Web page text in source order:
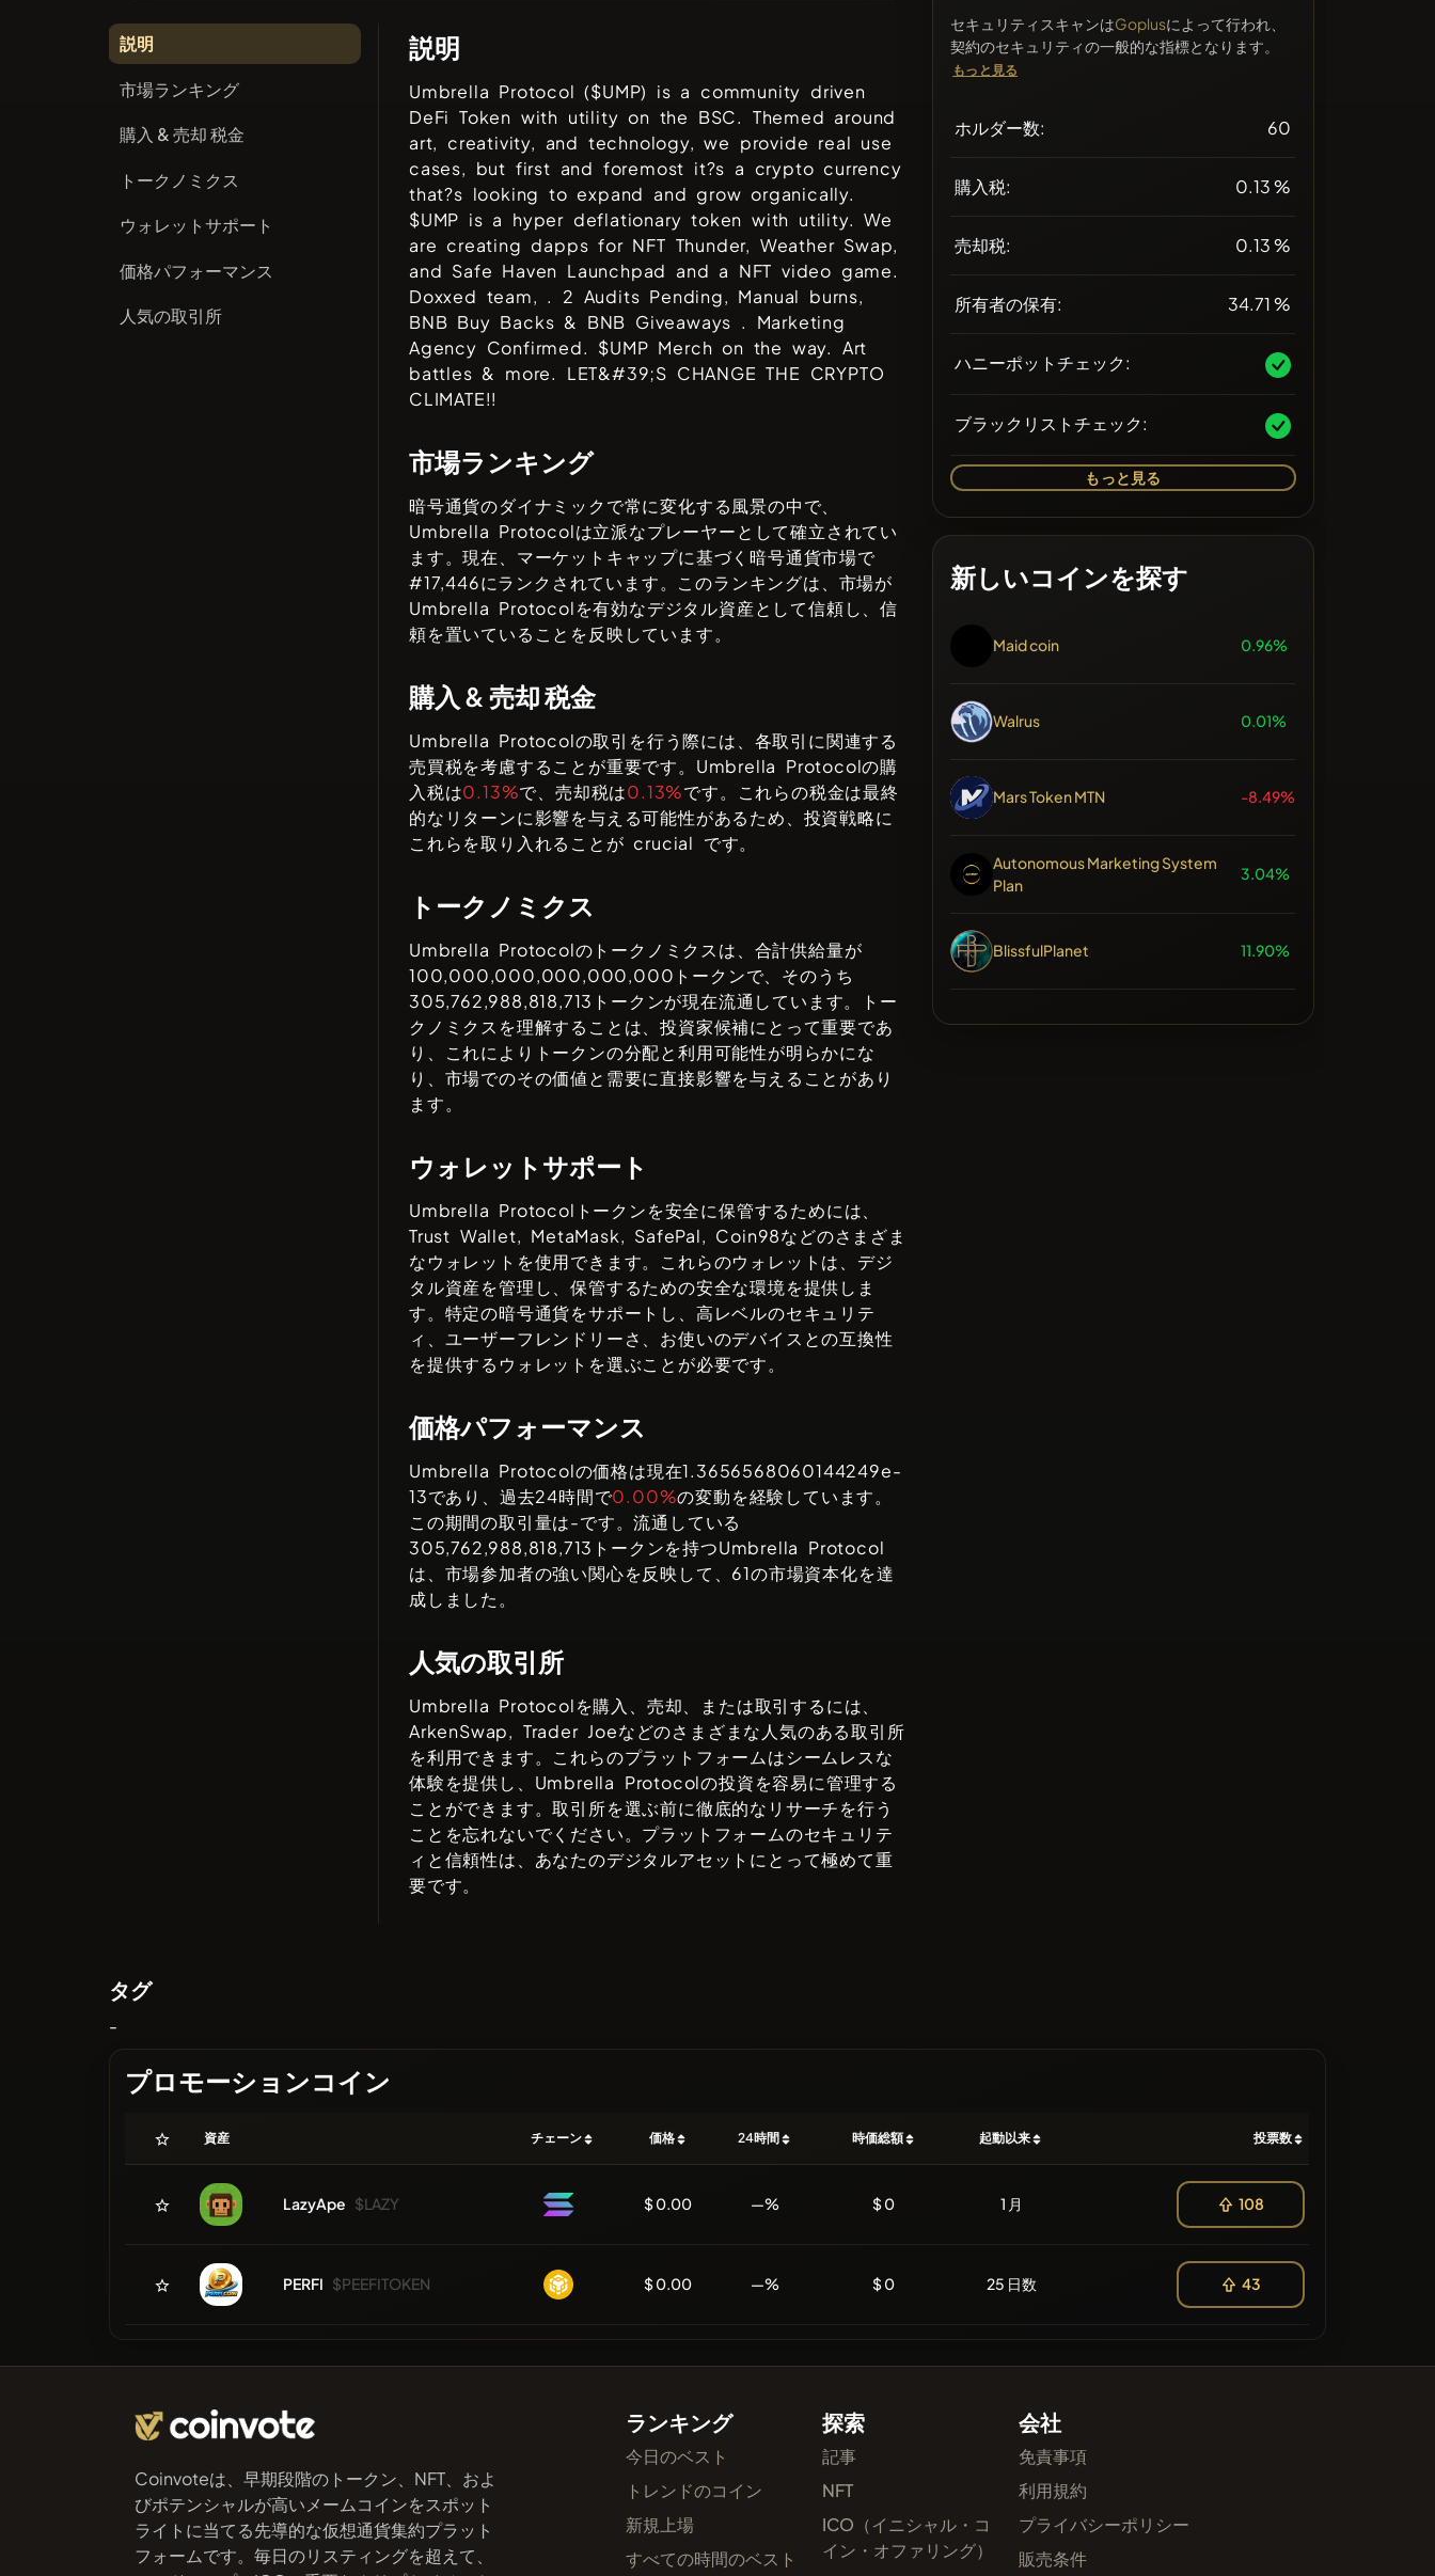
説明
市場ランキング
購入 & 売却 税金
トークノミクス
ウォレットサポート
価格パフォーマンス
人気の取引所
説明
Umbrella Protocol ($UMP) is a community driven
DeFi Token with utility on the BSC. Themed around
art, creativity, and technology, we provide real use
cases, but first and foremost it?s a crypto currency
that?s looking to expand and grow organically.
$UMP is a hyper deflationary token with utility. We
are creating dapps for NFT Thunder, Weather Swap,
and Safe Haven Launchpad and a NFT video game.
Doxxed team, . 2 Audits Pending, Manual burns,
BNB Buy Backs & BNB Giveaways . Marketing
Agency Confirmed. $UMP Merch on the way. Art
battles & more. LET&#39;S CHANGE THE CRYPTO
CLIMATE!!
市場ランキング
暗号通貨のダイナミックで常に変化する風景の中で、
Umbrella Protocolは立派なプレーヤーとして確立されてい
ます。現在、マーケットキャップに基づく暗号通貨市場で
#17,446にランクされています。このランキングは、市場が
Umbrella Protocolを有効なデジタル資産として信頼し、信
頼を置いていることを反映しています。
購入 & 売却 税金
Umbrella Protocolの取引を行う際には、各取引に関連する
売買税を考慮することが重要です。 Umbrella Protocolの購
入税は0.13%で、売却税は0.13%です。これらの税金は最終
的なリターンに影響を与える可能性があるため、投資戦略に
これらを取り入れることが crucial です。
トークノミクス
Umbrella Protocolのトークノミクスは、合計供給量が
100,000,000,000,000,000 トークンで、そのうち
305,762,988,818,713 トークンが現在流通しています。トー
クノミクスを理解することは、投資家候補にとって重要であ
り、これによりトークンの分配と利用可能性が明らかにな
り、市場でのその価値と需要に直接影響を与えることがあり
ます。
ウォレットサポート
Umbrella Protocol トークンを安全に保管するためには、
Trust Wallet, MetaMask, SafePal, Coin98などのさまざま
なウォレットを使用できます。これらのウォレットは、デジ
タル資産を管理し、保管するための安全な環境を提供しま
す。特定の暗号通貨をサポートし、高レベルのセキュリテ
ィ、ユーザーフレンドリーさ、お使いのデバイスとの互換性
を提供するウォレットを選ぶことが必要です。
価格パフォーマンス
Umbrella Protocolの価格は現在1.3656568060144249e-
13であり、過去24時間で0.00%の変動を経験しています。
この期間の取引量は-です。流通している
305,762,988,818,713 トークンを持つUmbrella Protocol
は、市場参加者の強い関心を反映して、 61の市場資本化を達
成しました。
人気の取引所
Umbrella Protocolを購入、売却、または取引するには、
ArkenSwap, Trader Joeなどのさまざまな人気のある取引所
を利用できます。これらのプラットフォームはシームレスな
体験を提供し、 Umbrella Protocolの投資を容易に管理する
ことができます。取引所を選ぶ前に徹底的なリサーチを行う
ことを忘れないでください。プラットフォームのセキュリテ
ィと信頼性は、あなたのデジタルアセットにとって極めて重
要です。
セキュリティスキャンはGoplusによって行われ、
契約のセキュリティの一般的な指標となります。
もっと見る
ホルダー数: 60
購入税: 0.13 %
売却税: 0.13 %
所有者の保有: 34.71 %
ハニーポットチェック:
ブラックリストチェック:
もっと見る
新しいコインを探す
Maid coin 0.96%
Walrus 0.01%
Mars Token MTN -8.49%
Autonomous Marketing System
Plan
3.04%
BlissfulPlanet 11.90%
タグ
-
プロモーションコイン
資産 チェーン 価格 24時間 時価総額 起動以来 投票数
LazyApe $LAZY $ 0.00 —% $ 0 1 月 108
PERFI $PEEFITOKEN $ 0.00 —% $ 0 25 日数 43
Coinvoteは、早期段階のトークン、NFT、およ
びポテンシャルが高いメームコインをスポット
ライトに当てる先導的な仮想通貨集約プラット
フォームです。毎日のリスティングを超えて、
ランキング
今日のベスト
トレンドのコイン
新規上場
すべての時間のベスト
探索
記事
NFT
ICO（イニシャル・コ
イン・オファリング）
会社
免責事項
利用規約
プライバシーポリシー
販売条件